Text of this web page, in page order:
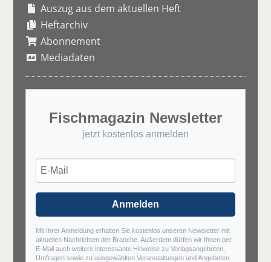
Auszug aus dem aktuellen Heft
Heftarchiv
Abonnement
Mediadaten
Fischmagazin Newsletter
jetzt kostenlos anmelden
Anmelden
Mit Ihrer Anmeldung erhalten Sie kostenlos unseren Newsletter mit
aktuellen Nachrichten der Branche. Außerdem dürfen wir Ihnen per
E-Mail auch weitere interessante Hinweise zu Verlagsangeboten,
Umfragen sowie zu ausgewählten Veranstaltungen und Angeboten